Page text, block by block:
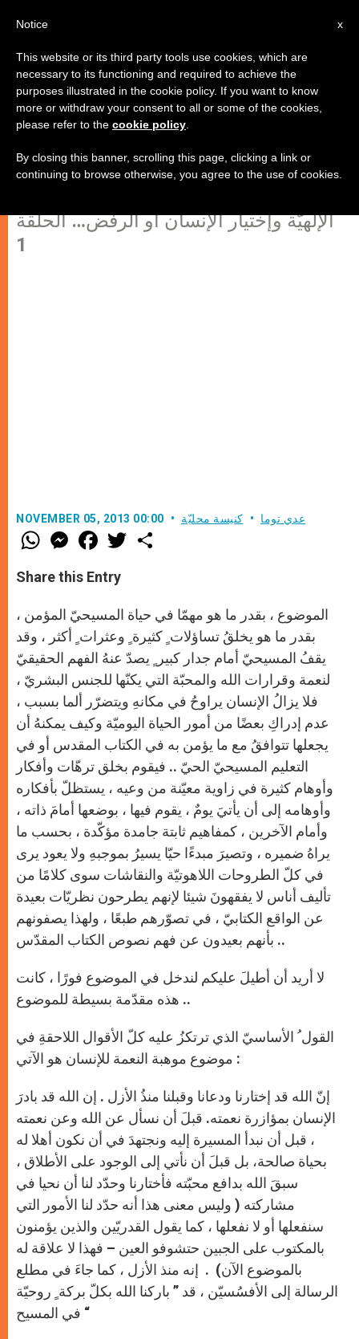
التحديد السابق الأزليّ للخلاص من
قبل الله
الإلهيّة وإختيار الإنسان أو الرفض… الحلقة
1
NOVEMBER 05, 2013 00:00 عدي توما كنيسة محليّة
W
h
t
s
p
p
M
e
s
e
g
e
F
a
e
b
o
k
w
r
Share this Entry
الموضوع ، بقدر ما هو مهمّا في حياة المسيحيّ المؤمن ،
بقدر ما هو يخلقُ تساؤلات ٍ كثيرة ٍ وعثرات ٍ أكثر ، وقد
يقفُ المسيحيّ أمام جدار كبير ٍ يصدّ عنهُ الفهم الحقيقيّ
لنعمة وقرارات الله والمحبّة التي يكنّها للجنس البشريّ ،
فلا يزالُ الإنسان يراوحُ في مكانهِ ويتضرّر ألما بسبب ،
عدم إدراكِ بعضًا من أمور الحياة اليوميّة وكيف يمكنهُ أن
يجعلها تتوافقُ مع ما يؤمن به في الكتاب المقدس أو في
التعليم المسيحيّ الحيّ .. فيقوم بخلق ترهّات وأفكار
وأوهام كثيرة في زاوية معيّنة من وعيه ، يستظلّ بأفكاره
وأوهامه إلى أن يأتيَ يومٌ ، يقوم فيها ، بوضعها أمامَ ذاته ،
وأمام الآخرين ، كمفاهيم ثابتة جامدة مؤكّدة ، بحسب ما
يراهُ ضميره ، وتصيرَ مبدءًا حيّا يسيرُ بموجبهِ ولا يعود يرى
في كلّ الطروحات اللاهوتيّة والنقاشات سوى كلامًا من
تأليف أناس لا يفقهونَ شيئا لإنهم يطرحون نظريّات بعيدة
عن الواقع الكتابيّ ، في تصوّرهم طبعًا ، ولهذا يصفونهم
بأنهم بعيدون عن فهم نصوص الكتاب المقدّس ..
لا أريد أن أطيلَ عليكم لندخل في الموضوع فورًا ، كانت
هذه مقدّمة بسيطة للموضوع ..
القول ُ الأساسيّ الذي ترتكزُ عليه كلّ الأقوال اللاحقةِ في
موضوع موهبة النعمة للإنسان هو الآتي :
إنّ الله قد إختارنا ودعانا وقبلنا منذُ الأزل . إن الله قد بادرَ
الإنسان بمؤازرة نعمته. قبلَ أن نسأل عن الله وعن نعمته
، قبل أن نبدأ المسيرة إليه ونجتهدَ في أن نكون أهلا له
بحياة صالحة، بل قبلَ أن نأتي إلى الوجود على الأطلاق ،
سبقَ الله بدافع محبّته فأختارنا وحدّد لنا أن نحيا في
مشاركته ( وليس معنى هذا أنه حدّد لنا الأمور التي
سنفعلها أو لا نفعلها ، كما يقول القدريّين والذين يؤمنون
بالمكتوب على الجبين حتشوفو العين – فهذا لا علاقة له
بالموضوع الآن) . إنه منذ الأزل ، كما جاءَ في مطلع
الرسالة إلى الأفسُسيّن ، قد ” باركنا الله بكلّ بركة ٍ روحيّة
في المسيح “
x
Notice
This website or its third party tools use cookies, which are
necessary to its functioning and required to achieve the
purposes illustrated in the cookie policy. If you want to know
more or withdraw your consent to all or some of the cookies,
please refer to the cookie policy
By closing this banner, scrolling this page, clicking a link or
continuing to browse otherwise, you agree to the use of cookies.